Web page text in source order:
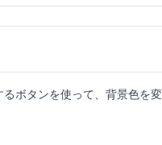
ボタンを使って、背景色を